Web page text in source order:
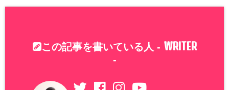
この記事を書いている人 - WRITER
-